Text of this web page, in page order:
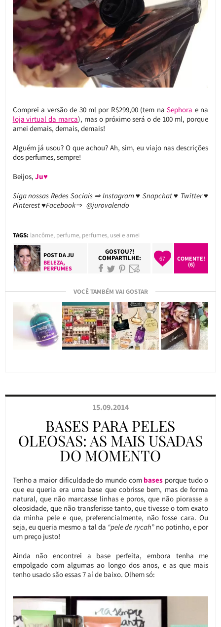
Comprei a versão de 30 ml por R$299,00 (tem naSephora e na
loja virtual da marca), mas o próximo será o de 100 ml, porque
amei demais, demais, demais!
Alguém já usou? O que achou? Ah, sim, eu viajo nas descrições
dos perfumes, sempre!
Beijos, Ju♥
Siga nossas Redes Sociais ⇒ Instagram ♥ Snapchat ♥ Twitter ♥
Pinterest ♥Facebook⇒ @jurovalendo
TAGS: lancôme, perfume, perfumes, usei e amei
POST DAJU
BELEZA,
PERFUMES
GOSTOU?!
COMPARTILHE: 67
COMENTE!
(6)
VOCÊ TAMBÉM VAI GOSTAR
15.09.2014
BASES PARA PELES
OLEOSAS: AS MAIS USADAS
DO MOMENTO
Tenho a maior dificuldade do mundo com bases porque tudo o
que eu queria era uma base que cobrisse bem, mas de forma
natural, que não marcasse linhas e poros, que não piorasse a
oleosidade, que não transferisse tanto, que tivesse o tom exato
da minha pele e que, preferencialmente, não fosse cara. Ou
seja, eu queria mesmo a tal da “pele de rycah” no potinho, e por
um preço justo!
Ainda não encontrei a base perfeita, embora tenha me
empolgado com algumas ao longo dos anos, e as que mais
tenho usado são essas 7 aí de baixo. Olhem só: